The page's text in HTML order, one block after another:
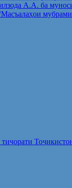
А.А. ба